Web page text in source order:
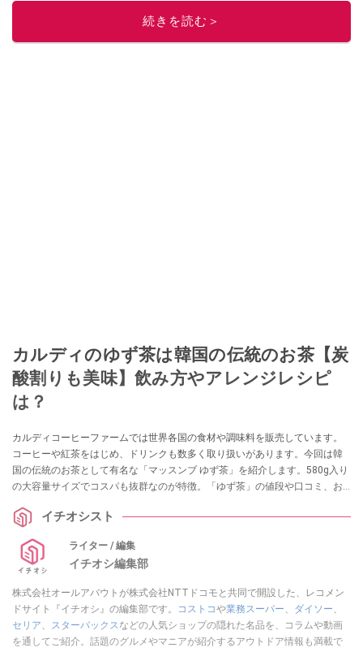
レビューしています。毎日トレンド情報をお届けしているので、ぜひ
してください！続きを読む＞
カルディのゆず茶は韓国の伝統のお茶【炭
酸割りも美味】飲み方やアレンジレシピ
は？
カルディコーヒーファームでは世界各国の食材や調味料を販売しています。
コーヒーや紅茶をはじめ、ドリンクも数多く取り扱いがあります。今回は韓
国の伝統のお茶として有名な「マッスンブ ゆず茶」を紹介します。580g入り
の大容量サイズでコスパも抜群なのが特徴。「ゆず茶」の値段や口コミ、お
イチオシスト
ライター / 編集
イチオシ編集部
株式会社オールアバウトが株式会社NTTドコモと共同で開設した、レコメン
ドサイト『イチオシ』の編集部です。
コストコや業務スーパー ダイソー
セリア
スターバックス などの人気ショップの隠れた名品を、コラムや動画
を通してご紹介。話題のグルメやマニアが紹介するアウトドア情報も満載で